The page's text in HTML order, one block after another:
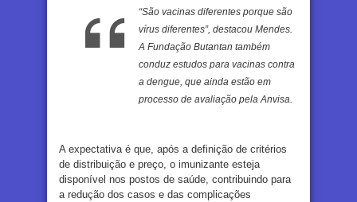
“São vacinas diferentes porque são
vírus diferentes”, destacou Mendes.
A Fundação Butantan também
conduz estudos para vacinas contra
a dengue, que ainda estão em
processo de avaliação pela Anvisa.
A expectativa é que, após a definição de critérios
de distribuição e preço, o imunizante esteja
disponível nos postos de saúde, contribuindo para
a redução dos casos e das complicações